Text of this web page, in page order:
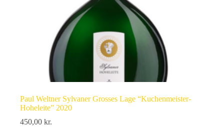
Paul Weltner Sylvaner Grosses Lage “Kuchenmeister-
Hoheleite” 2020
450,00 kr.